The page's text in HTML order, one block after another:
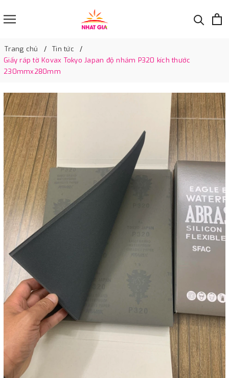
Trang chủ
Tin tức
Giấy ráp tờ Kovax Tokyo Japan độ nhám P320 kích thước
230mmx280mm